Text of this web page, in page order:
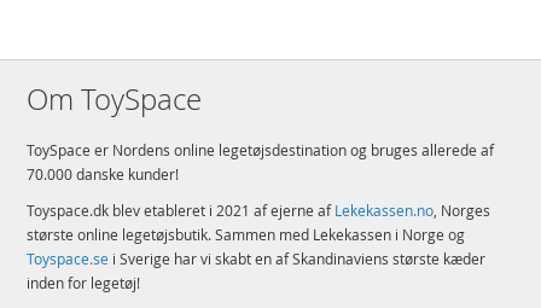
Om ToySpace
ToySpace er Nordens online legetøjsdestination og bruges allerede af
70.000 danske kunder!
Toyspace.dk blev etableret i 2021 af ejerne afLekekassen.no, Norges
største online legetøjsbutik. Sammen med Lekekassen i Norge og
Toyspace.se i Sverige har vi skabt en af Skandinaviens største kæder
inden for legetøj!